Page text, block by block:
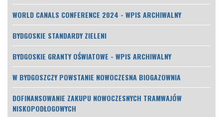
WORLD CANALS CONFERENCE 2024 - WPIS ARCHIWALNY
BYDGOSKIE STANDARDY ZIELENI
BYDGOSKIE GRANTY OŚWIATOWE - WPIS ARCHIWALNY
W BYDGOSZCZY POWSTANIE NOWOCZESNA BIOGAZOWNIA
DOFINANSOWANIE ZAKUPU NOWOCZESNYCH TRAMWAJÓW
NISKOPODŁOGOWYCH